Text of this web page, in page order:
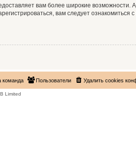
вам более широкие
вам следует ознакомиться
Удалить cookies
Пользователи
команда
Limited